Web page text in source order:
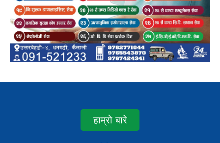
हाम्रो बारे